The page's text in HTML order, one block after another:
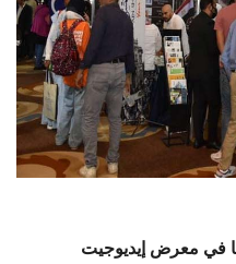
في معرض إيديوجيت